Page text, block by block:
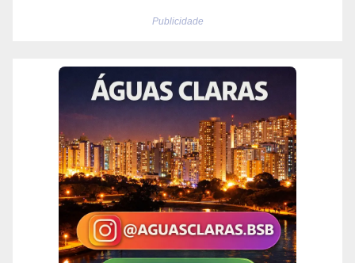
Publicidade